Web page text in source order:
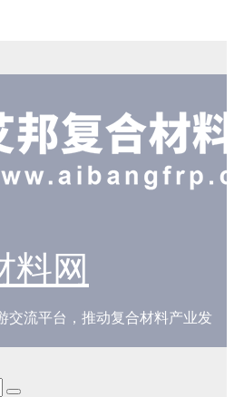
料网
交流平台，推动复合材料产业发